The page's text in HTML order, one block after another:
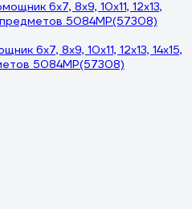
6x7, 8x9, 10x11, 12x13, 14x15,
5084MP(57308)